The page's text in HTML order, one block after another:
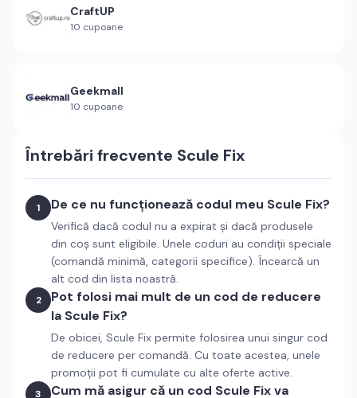
CraftUP
10 cupoane
Geekmall
10 cupoane
Întrebări frecvente Scule Fix
1 De ce nu funcționează codul meu Scule Fix?
Verifică dacă codul nu a expirat și dacă produsele
din coș sunt eligibile. Unele coduri au condiții speciale
(comandă minimă, categorii specifice). Încearcă un
alt cod din lista noastră.
2
Pot folosi mai mult de un cod de reducere
la Scule Fix?
De obicei, Scule Fix permite folosirea unui singur cod
de reducere per comandă. Cu toate acestea, unele
promoții pot fi cumulate cu alte oferte active.
3 Cum mă asigur că un cod Scule Fix va